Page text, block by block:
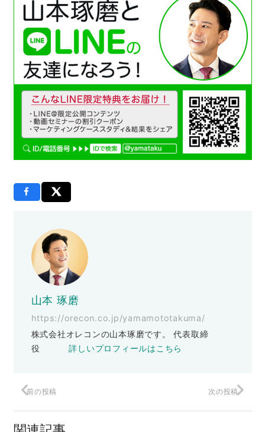
山本 琢磨
https://orecon.co.jp/yamamototakuma/
株式会社オレコンの山本琢磨です。 代表取締
役詳しいプロフィールはこちら
前の投稿 次の投稿
『3週間でできるライバルに勝てるブラン